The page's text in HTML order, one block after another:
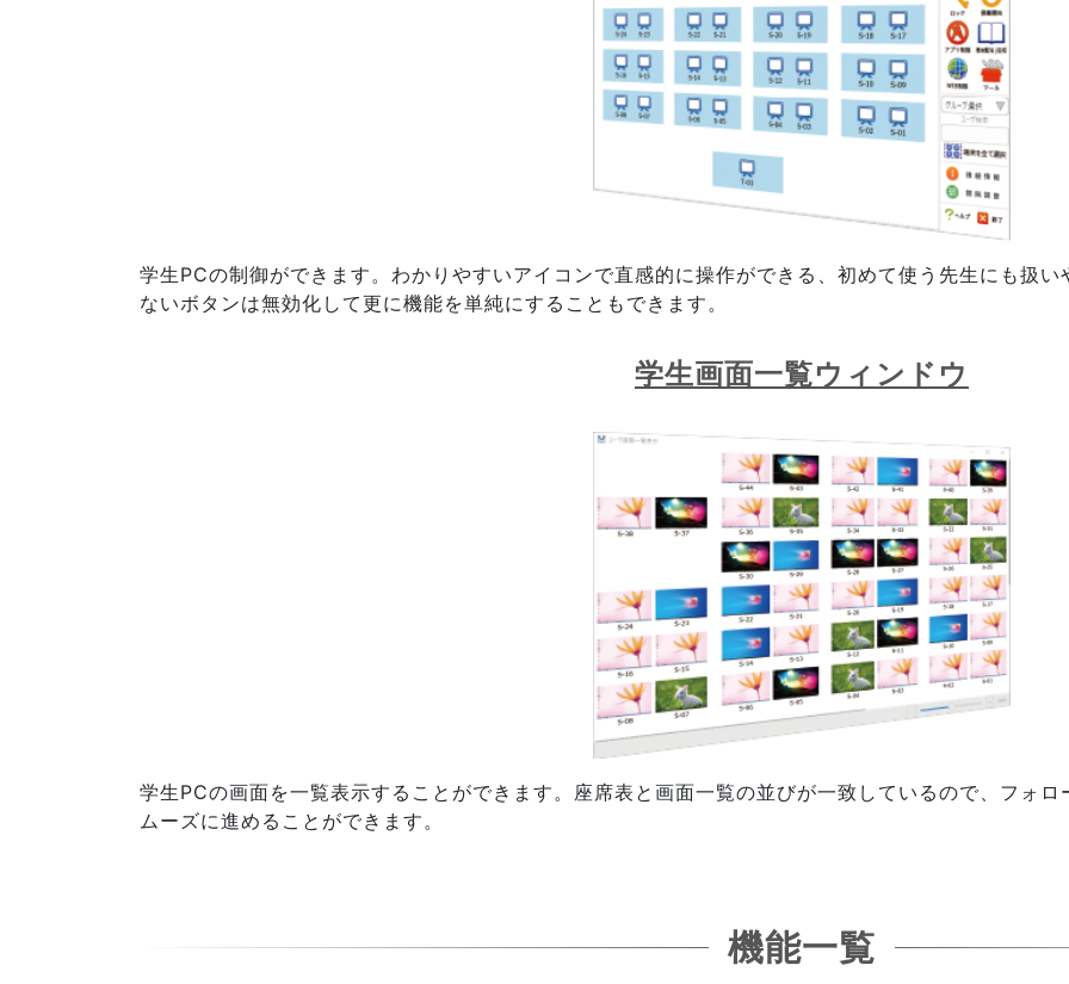
学生PCの制御ができます。わかりやすいアイコンで直感的に操作ができる、初めて使う先生にも扱
ないボタンは無効化して更に機能を単純にすることもできます。
学生画面一覧ウィンドウ
学生PCの画面を一覧表示することができます。座席表と画面一覧の並びが一致しているので、フォ
ムーズに進めることができます。
機能一覧